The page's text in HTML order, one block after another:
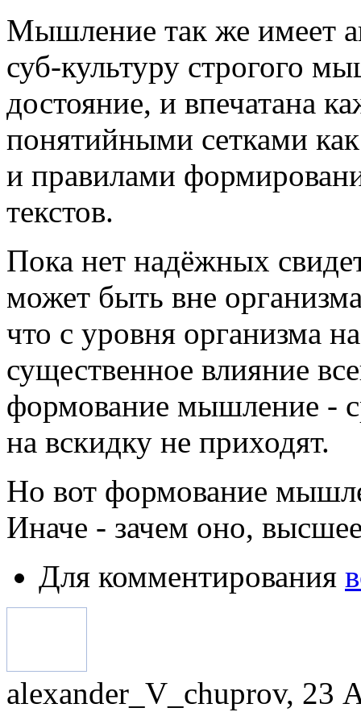
Мышление так же имеет
суб-культуру строгого
достояние, и впечатана
понятийными сетками
и правилами
текстов.
Пока нет надёжных
может быть вне
что с уровня организма
существенное влияние
формование мышление -
на вскидку не приходят.
Но вот формование
Иначе - зачем оно,
Для комментирования
alexander_V_chuprov, 23